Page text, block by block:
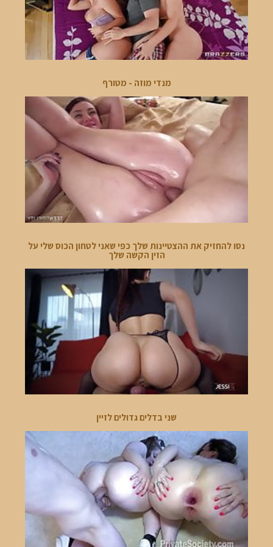
מנדי מוזה - מטורף
נסו להחזיק את ההצטיינות שלך כפי שאני לטחון הכוס שלי על
הזין הקשה שלך
שני בדלים גדולים לזיין